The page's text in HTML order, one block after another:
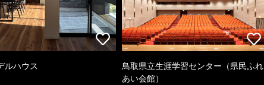
ルハウス
鳥取県立生涯学習センター（県民ふれ
あい会館）